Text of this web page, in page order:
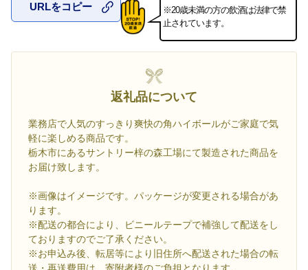
お気に入
URLをコピー
※20歳未満の方の飲酒は法律で禁
止されています。
返礼品について
業務店で人気のすっきり爽快の角ハイボールがご家庭で気
軽に楽しめる商品です。
栃木市にあるサントリー梓の森工場にて製造された商品を
お届け致します。
※画像はイメージです。パッケージが変更される場合があ
ります。
※配送の都合により、ビニールテープで補強して配送をし
ておりますのでご了承ください。
※お申込み後、転居等により旧住所へ配送された場合の転